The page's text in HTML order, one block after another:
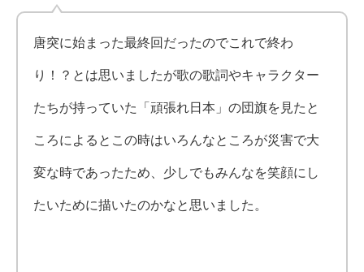
唐突に始まった最終回だったのでこれで終わ
り！？とは思いましたが歌の歌詞やキャラクター
たちが持っていた「頑張れ日本」の団旗を見たと
ころによるとこの時はいろんなところが災害で大
変な時であったため、少しでもみんなを笑顔にし
たいために描いたのかなと思いました。